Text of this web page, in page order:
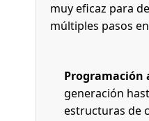
muy eficaz para
múltiples pasos
Programación
generación
estructuras de